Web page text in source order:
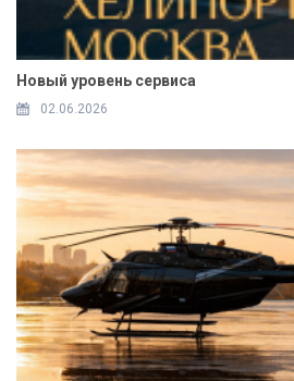
Новый уровень сервиса
02.06.2026